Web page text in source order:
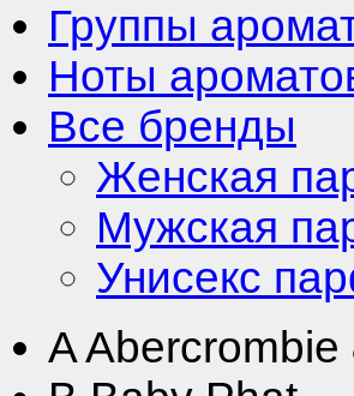
Группы
Ноты
Все бренды
Женская
Мужская
Унисекс
AAbercrombie